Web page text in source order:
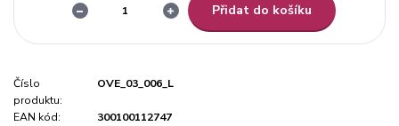
Přidat do košíku
Číslo
produktu:
OVE_03_006_L
EAN kód:
300100112747